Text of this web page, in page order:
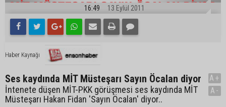
16:49 13 Eylül 2011
Haber Kaynağı
Ses kaydında MİT Müsteşarı Sayın Öcalan diyor
İntenete düşen MİT-PKK görüşmesi ses kaydında MİT
Müsteşarı Hakan Fidan 'Sayın Öcalan' diyor..
A+
A-